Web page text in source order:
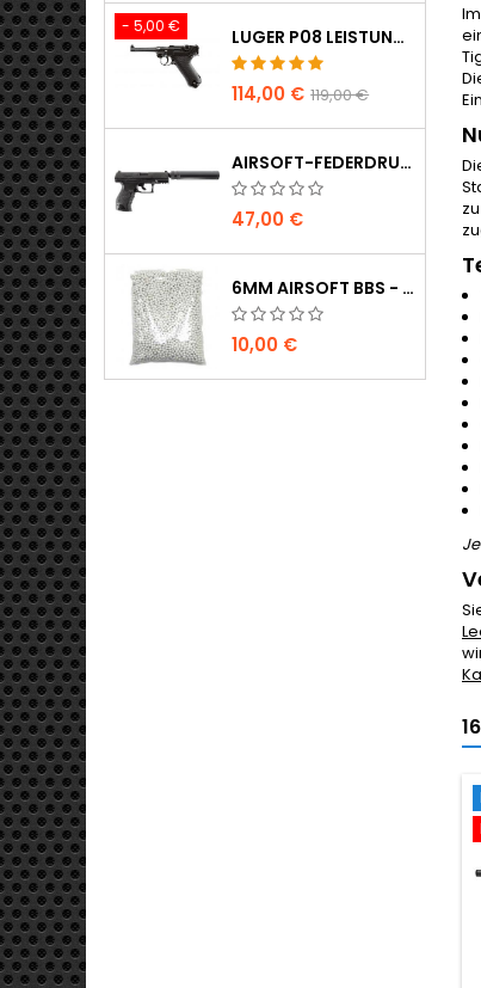
- 5,00 € LUGER P08 LEISTUNGSSTARKE VOLLMETALL CO2 AIRSOFT PISTOLE - UMAREX LEGENDS
114,00 € 119,00 €
AIRSOFT-FEDERDRUCKPISTOLE WALTHER PPQ NAVY MIT SCHALLDÄMPFER
47,00 €
6MM AIRSOFT BBS - 2000 STÜCK, 0,20G, HOHE QUALITÄT
10,00 €